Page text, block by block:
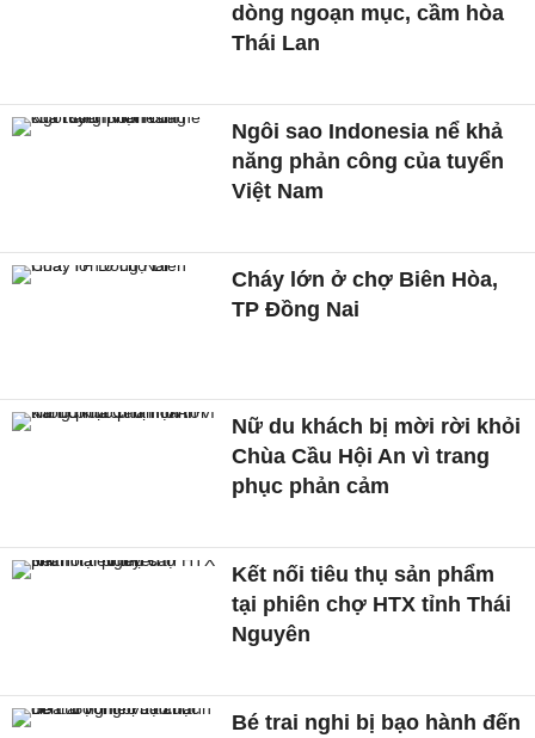
dòng ngoạn mục, cầm hòa
Thái Lan
Ngôi sao Indonesia nể khả
năng phản công của tuyển
Việt Nam
Cháy lớn ở chợ Biên Hòa,
TP Đồng Nai
Nữ du khách bị mời rời khỏi
Chùa Cầu Hội An vì trang
phục phản cảm
Kết nối tiêu thụ sản phẩm
tại phiên chợ HTX tỉnh Thái
Nguyên
Bé trai nghi bị bạo hành đến